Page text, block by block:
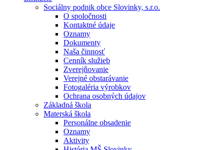
Sociálny podnik obce Slovinky, s.r.o.
O spoločnosti
Kontaktné údaje
Oznamy
Dokumenty
Naša činnosť
Cenník služieb
Zverejňovanie
Verejné obstarávanie
Fotogaléria výrobkov
Ochrana osobných údajov
Základná škola
Materská škola
Personálne obsadenie
Oznamy
Aktivity